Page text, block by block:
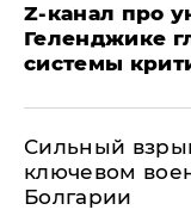
Z-канал про
Геленджике
системы
Сильный
ключевом
Болгарии